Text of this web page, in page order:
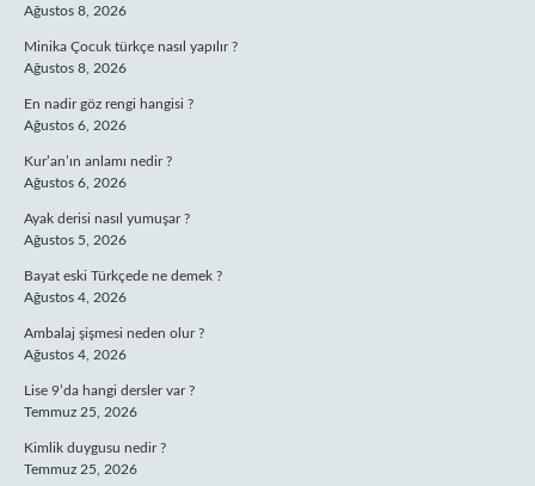
Ağustos 8, 2026
Minika Çocuk türkçe nasıl yapılır ?
Ağustos 8, 2026
En nadir göz rengi hangisi ?
Ağustos 6, 2026
Kur’an’ın anlamı nedir ?
Ağustos 6, 2026
Ayak derisi nasıl yumuşar ?
Ağustos 5, 2026
Bayat eski Türkçede ne demek ?
Ağustos 4, 2026
Ambalaj şişmesi neden olur ?
Ağustos 4, 2026
Lise 9’da hangi dersler var ?
Temmuz 25, 2026
Kimlik duygusu nedir ?
Temmuz 25, 2026